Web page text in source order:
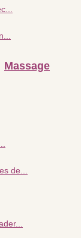
Massage
de...